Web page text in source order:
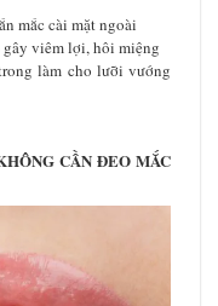
mắc cài mặt ngoài
gây viêm lợi, hôi miệng
làm cho lưỡi vướng
CẦN ĐEO MẮC